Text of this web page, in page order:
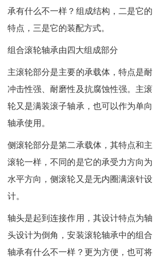
承有什么不一样？组成结构，二是它的
特点，三是它的装配方式。
组合滚轮轴承由四大组成部分
主滚轮部分是主要的承载体，特点是耐
冲击性强、耐磨性及抗腐蚀性强。主滚
轮又是满装滚子轴承，也可以作为单向
轴承使用。
侧滚轮部分是第二承载体，其特点和主
滚轮一样，不同的是它的承受力方向为
水平方向，侧滚轮又是无内圈满滚针设
计。
轴头是起到连接作用，其设计特点为轴
头设计为倒角，安装滚轮轴承中的组合
轴承有什么不一样？更为方便，也可将